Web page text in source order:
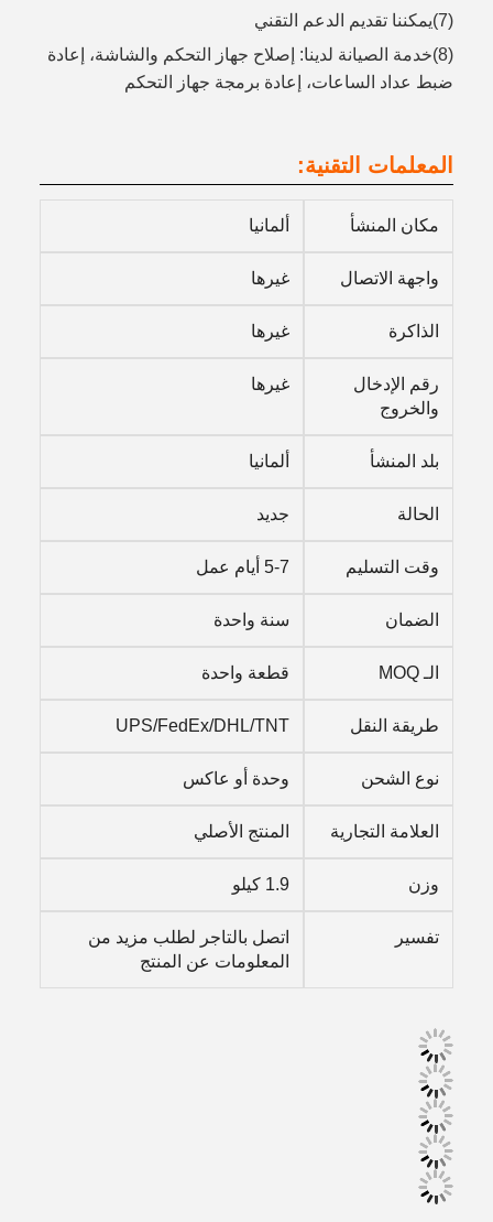
(7)يمكننا تقديم الدعم التقني
(8)خدمة الصيانة لدينا: إصلاح جهاز التحكم والشاشة، إعادة
ضبط عداد الساعات، إعادة برمجة جهاز التحكم
المعلمات التقنية:
مكان المنشأ ألمانيا
واجهة الاتصال غيرها
الذاكرة غيرها
رقم الإدخال
والخروج
غيرها
بلد المنشأ ألمانيا
الحالة جديد
وقت التسليم 5-7 أيام عمل
الضمان سنة واحدة
الـ MOQ قطعة واحدة
طريقة النقل UPS/FedEx/DHL/TNT
نوع الشحن وحدة أو عاكس
العلامة التجارية المنتج الأصلي
وزن 1.9 كيلو
تفسير
اتصل بالتاجر لطلب مزيد من
المعلومات عن المنتج